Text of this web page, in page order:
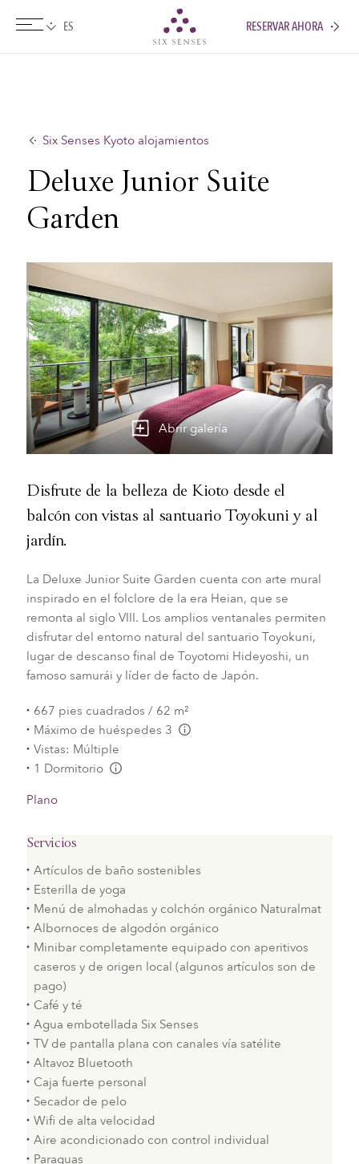
Six sensesRESERVAR AHORA
Six Senses Kyoto alojamientos
Deluxe Junior Suite
Garden
Abrir galería
Disfrute de la belleza de Kioto desde el
balcón con vistas al santuario Toyokuni y al
jardín.
La Deluxe Junior Suite Garden cuenta con arte mural
inspirado en el folclore de la era Heian, que se
remonta al siglo VIII. Los amplios ventanales permiten
disfrutar del entorno natural del santuario Toyokuni,
lugar de descanso final de Toyotomi Hideyoshi, un
famoso samurái y líder de facto de Japón.
667 pies cuadrados / 62 m²
Máximo de huéspedes 3
Vistas: Múltiple
1 Dormitorio
Plano
Servicios
Artículos de baño sostenibles
Esterilla de yoga
Menú de almohadas y colchón orgánico Naturalmat
Albornoces de algodón orgánico
Minibar completamente equipado con aperitivos
caseros y de origen local (algunos artículos son de
pago)
Café y té
Agua embotellada Six Senses
TV de pantalla plana con canales vía satélite
Altavoz Bluetooth
Caja fuerte personal
Secador de pelo
Wifi de alta velocidad
Aire acondicionado con control individual
Paraguas